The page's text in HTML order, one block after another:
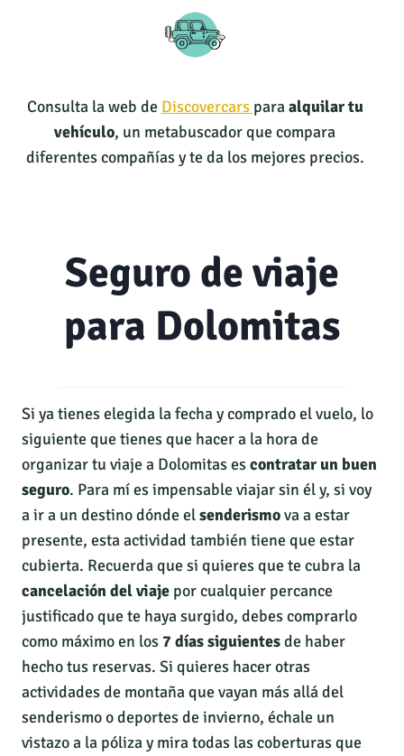
Consulta la web de Discovercars paraalquilar tu
vehículo, un metabuscador que compara
diferentes compañías y te da los mejores precios.
Seguro de viaje
para Dolomitas
Si ya tienes elegida la fecha y comprado el vuelo, lo
siguiente que tienes que hacer a la hora de
organizar tu viaje a Dolomitas escontratar un buen
seguro. Para mí es impensable viajar sin él y, si voy
a ir a un destino dónde elsenderismova a estar
presente, esta actividad también tiene que estar
cubierta. Recuerda que si quieres que te cubra la
cancelación del viaje por cualquier percance
justificado que te haya surgido, debes comprarlo
como máximo en los 7 días siguientesde haber
hecho tus reservas. Si quieres hacer otras
actividades de montaña que vayan más allá del
senderismo o deportes de invierno, échale un
vistazo a la póliza y mira todas las coberturas que